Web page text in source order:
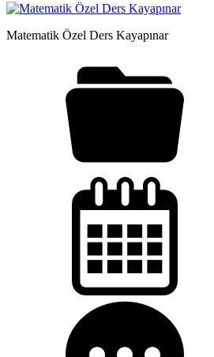
Matematik Özel Ders Kayapınar